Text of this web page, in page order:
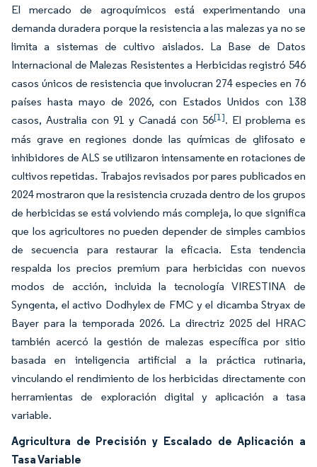
El mercado de agroquímicos está experimentando una
demanda duradera porque la resistencia a las malezas ya no se
limita a sistemas de cultivo aislados. La Base de Datos
Internacional de Malezas Resistentes a Herbicidas registró 546
casos únicos de resistencia que involucran 274 especies en 76
países hasta mayo de 2026, con Estados Unidos con 138
casos, Australia con 91 y Canadá con 56[1]. El problema es
más grave en regiones donde las químicas de glifosato e
inhibidores de ALS se utilizaron intensamente en rotaciones de
cultivos repetidas. Trabajos revisados por pares publicados en
2024 mostraron que la resistencia cruzada dentro de los grupos
de herbicidas se está volviendo más compleja, lo que significa
que los agricultores no pueden depender de simples cambios
de secuencia para restaurar la eficacia. Esta tendencia
respalda los precios premium para herbicidas con nuevos
modos de acción, incluida la tecnología VIRESTINA de
Syngenta, el activo Dodhylex de FMC y el dicamba Stryax de
Bayer para la temporada 2026. La directriz 2025 del HRAC
también acercó la gestión de malezas específica por sitio
basada en inteligencia artificial a la práctica rutinaria,
vinculando el rendimiento de los herbicidas directamente con
herramientas de exploración digital y aplicación a tasa
variable.
Agricultura de Precisión y Escalado de Aplicación a
Tasa Variable